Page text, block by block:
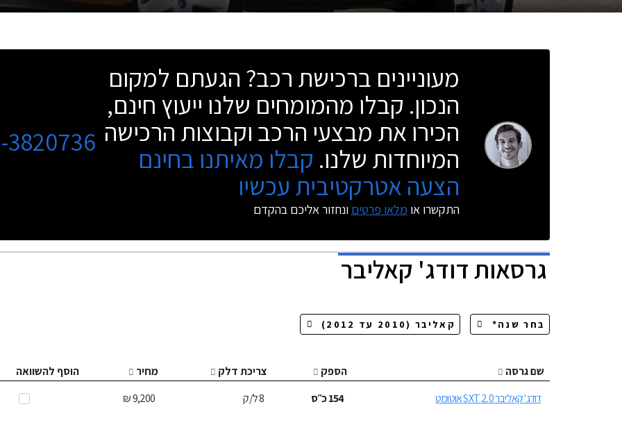
מעוניינים ברכישת רכב? הגעתם למקום
הנכון. קבלו מהמומחים שלנו ייעוץ חינם,
הכירו את מבצעי הרכב וקבוצות הרכישה
המיוחדות שלנו. קבלו מאיתנו בחינם
הצעה אטרקטיבית עכשיו
התקשרו או מלאו פרטים ונחזור אליכם בהקדם
3820736
גרסאותדודג' קאליבר
שם גרסה הספק צריכת דלק מחיר
הוסף להשוואה
דודג' קאליבר 2.0 SXT אוטומט
154כ״ס 8ל/ק 9,200 ₪